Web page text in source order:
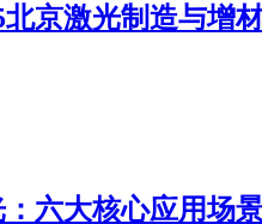
北京激光制造与增
六大核心应用场